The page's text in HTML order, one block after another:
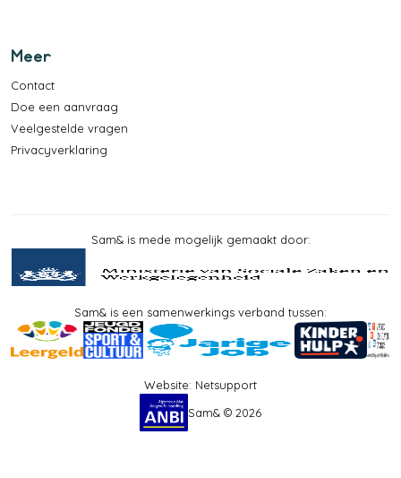
Meer
Contact
Doe een aanvraag
Veelgestelde vragen
Privacyverklaring
Sam& is mede mogelijk gemaakt door:
Sam& is een samenwerkings verband tussen:
Website: Netsupport
Sam& © 2026